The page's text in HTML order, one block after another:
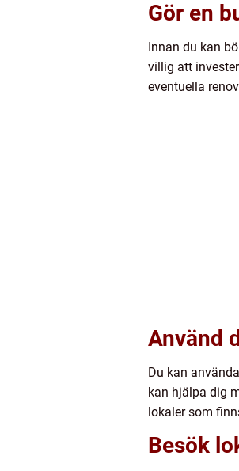
Gör en
Innan du kan
villig att
eventuella
Använd
Du kan
kan hjälpa dig
lokaler som
Besök